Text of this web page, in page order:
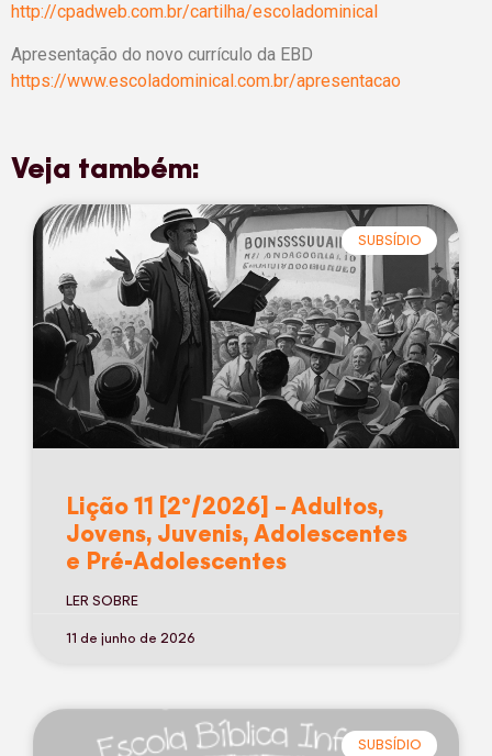
http://cpadweb.com.br/cartilha/escoladominical
Apresentação do novo currículo da EBD
https://www.escoladominical.com.br/apresentacao
Veja também:
SUBSÍDIO
Lição 11 [2º/2026] – Adultos,
Jovens, Juvenis, Adolescentes
e Pré-Adolescentes
LER SOBRE
11 de junho de 2026
SUBSÍDIO